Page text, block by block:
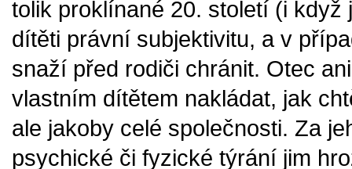
tolik proklínané 20. století (i když
dítěti právní subjektivitu, a v
snaží před rodiči chránit. Otec
vlastním dítětem nakládat, jak
ale jakoby celé společnosti. Za
psychické či fyzické týrání jim